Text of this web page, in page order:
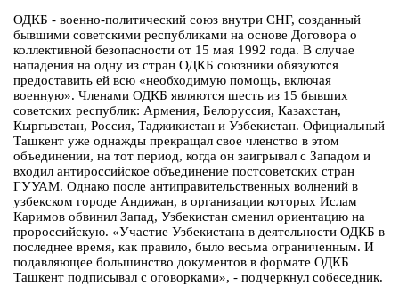
ОДКБ - военно-политический союз внутри СНГ, созданный
бывшими советскими республиками на основе Договора о
коллективной безопасности от 15 мая 1992 года. В случае
нападения на одну из стран ОДКБ союзники обязуются
предоставить ей всю «необходимую помощь, включая
военную». Членами ОДКБ являются шесть из 15 бывших
советских республик: Армения, Белоруссия, Казахстан,
Кыргызстан, Россия, Таджикистан и Узбекистан. Официальный
Ташкент уже однажды прекращал свое членство в этом
объединении, на тот период, когда он заигрывал с Западом и
входил антироссийское объединение постсоветских стран
ГУУАМ. Однако после антиправительственных волнений в
узбекском городе Андижан, в организации которых Ислам
Каримов обвинил Запад, Узбекистан сменил ориентацию на
пророссийскую. «Участие Узбекистана в деятельности ОДКБ в
последнее время, как правило, было весьма ограниченным. И
подавляющее большинство документов в формате ОДКБ
Ташкент подписывал с оговорками», - подчеркнул собеседник.